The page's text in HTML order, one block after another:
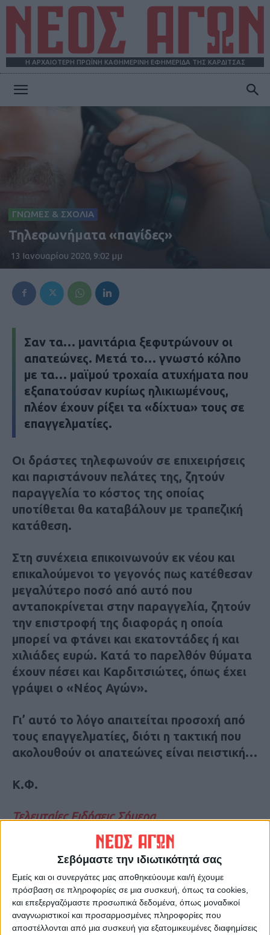
Σεβόμαστε την ιδιωτικότητά σας
Εμείς και οι συνεργάτες μας αποθηκεύουμε και/ή έχουμε
πρόσβαση σε πληροφορίες σε μια συσκευή, όπως τα cookies,
και επεξεργαζόμαστε προσωπικά δεδομένα, όπως μοναδικοί
αναγνωριστικοί και προσαρμοσμένες πληροφορίες που
αποστέλλονται από μια συσκευή για εξατομικευμένες διαφημίσεις
Η ΑΡΧΑΙΟΤΕΡΗ ΠΡΩΪΝΗ ΚΑΘΗΜΕΡΙΝΗ ΕΦΗΜΕΡΙΔΑ ΤΗΣ ΚΑΡΔΙΤΣΑΣ
ΓΝΩΜΕΣ & ΣΧΟΛΙΑ
Τηλεφωνήματα «παγίδες»
13 Ιανουαρίου 2020, 9:02 μμ
Σαν τα… μανιτάρια ξεφυτρώνουν οι
απατεώνες. Μετά το… γνωστό κόλπο
με τα… μαϊμού τροχαία ατυχήματα που
εξαπατούσαν κυρίως ηλικιωμένους,
πλέον έχουν ρίξει τα «δίχτυα» τους σε
επαγγελματίες.
Οι δράστες τηλεφωνούν σε επιχειρήσεις
και παριστάνουν πελάτες της, ζητούν
παραγγελία το κόστος της οποίας
υποτίθεται θα καταβάλουν με τραπεζική
κατάθεση.
Στη συνέχεια επικοινωνούν εκ νέου και
επικαλούμενοι το γεγονός πως κατέθεσαν
μεγαλύτερο ποσό από αυτό που
ανταποκρίνεται στην παραγγελία, ζητούν
την επιστροφή της διαφοράς η οποία
μπορεί να φτάνει και εκατοντάδες ή και
χιλιάδες ευρώ. Κατά το παρελθόν θύματα
έχουν πέσει και Καρδιτσιώτες, όπως έχει
γράψει ο «Νέος Αγών».
Γι’ αυτό το λόγο απαιτείται προσοχή από
τους επαγγελματίες, διότι η τακτική που
ακολουθούν οι απατεώνες είναι πειστική…
Κ.Φ.
Τελευταίες Ειδήσεις Σήμερα
Ακολούθησε την εφημερίδα ΝΕΟΣ
ΑΓΩΝ στο Google News!
Όλες οι εξελίξεις στην περιοχή της
Καρδίτσας και ευρύτερα της Θεσσαλίας